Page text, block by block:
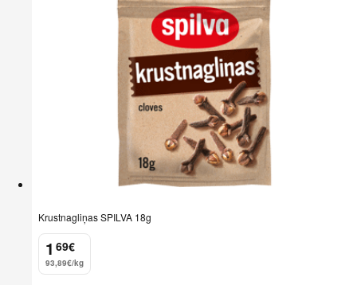
Krustnagliņas SPILVA 18g
1
. 69€
93,89€/kg